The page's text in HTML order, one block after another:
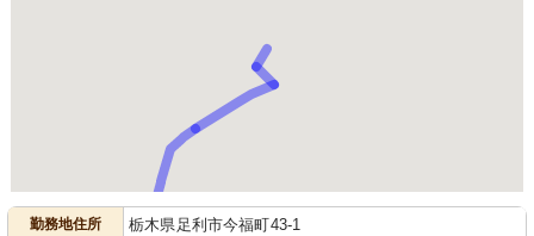
勤務地住所 栃木県足利市今福町43-1